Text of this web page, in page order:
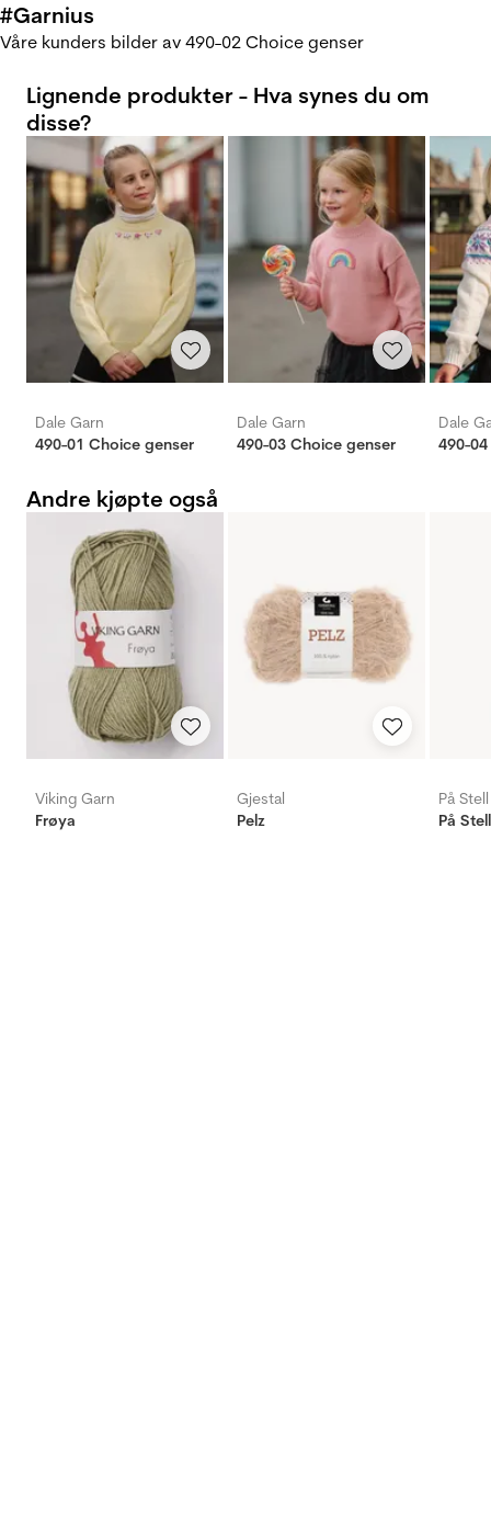
#Garnius
Våre kunders bilder av 490-02 Choice genser
Lignende produkter - Hva synes du om
disse?
Dale Garn
490-01 Choice genser
Dale Garn
490-03 Choice genser
Dale
Andre kjøpte også
Viking Garn
Frøya
Gjestal
Pelz
På Stell